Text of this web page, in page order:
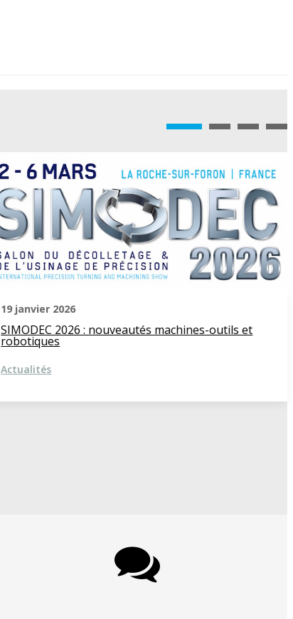
19 janvier 2026
SIMODEC 2026 : nouveautés machines-outils et
robotiques
Actualités